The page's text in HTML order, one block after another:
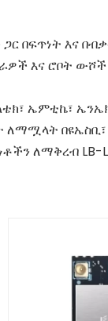
ጋር በፍጥነት እና
እና ሮቦት ውሾች
ኤምቲኬ፣
በዩኤስቢ፣
ለማቅረብ